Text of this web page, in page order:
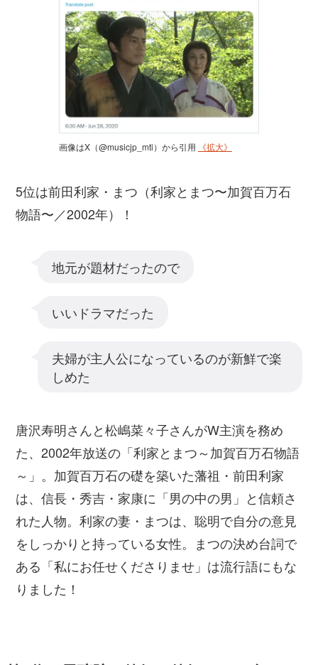
画像はX（@musicjp_mti）から引用 《拡大》
5位は前田利家・まつ（利家とまつ〜加賀百万石
物語〜／2002年）！
地元が題材だったので
いいドラマだった
夫婦が主人公になっているのが新鮮で楽
しめた
唐沢寿明さんと松嶋菜々子さんがW主演を務め
た、2002年放送の「利家とまつ～加賀百万石物語
～」。加賀百万石の礎を築いた藩祖・前田利家
は、信長・秀吉・家康に「男の中の男」と信頼さ
れた人物。利家の妻・まつは、聡明で自分の意見
をしっかりと持っている女性。まつの決め台詞で
ある「私にお任せくださりませ」は流行語にもな
りました！